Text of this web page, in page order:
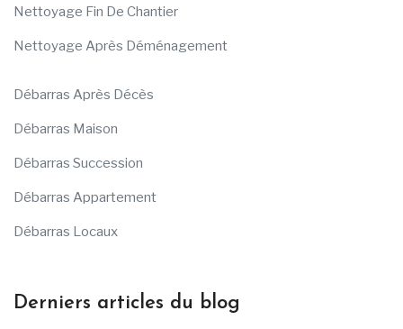
Nettoyage Fin De Chantier
Nettoyage Après Déménagement
Débarras Après Décès
Débarras Maison
Débarras Succession
Débarras Appartement
Débarras Locaux
Derniers articles du blog